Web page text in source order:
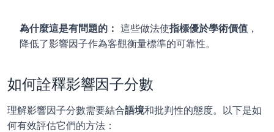
為什麼這是有問題的： 這些做法使指標優於學術價值 ，
降低了影響因子作為客觀衡量標準的可靠性。
如何詮釋影響因子分數
理解影響因子分數需要結合語境和批判性的態度。以下是如
何有效評估它們的方法：